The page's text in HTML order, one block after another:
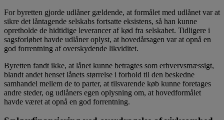
For byretten gjorde udlåner gældende, at formålet med udlånet var at
sikre det låntagende selskabs fortsatte eksistens, så han kunne
opretholde de hidtidige leverancer af kød fra selskabet. Tidligere i
sagsforløbet havde udlåner oplyst, at hovedårsagen var at opnå en
god forrentning af overskydende likviditet.
Byretten fandt ikke, at lånet kunne betragtes som erhvervsmæssigt,
blandt andet henset lånets størrelse i forhold til den beskedne
samhandel mellem de to parter, at tilsvarende køb kunne foretages
andre steder, og udlåners egen oplysning om, at hovedformålet
havde været at opnå en god forrentning.